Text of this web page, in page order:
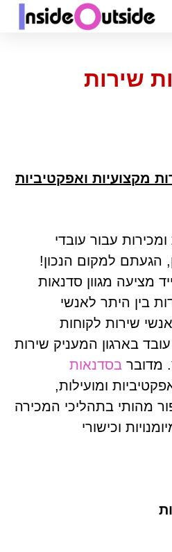
שירות
מקצועיות ואפקטיביות
עבור עובדי
הגעתם למקום הנכון!
מציעה מגוון סדנאות
בין היתר לאנשי
שירות לקוחות
בארגון המעניק שירות
מדובר בסדנאות
ומועילות,
מהותי בתהליכי המכירה
וכישורי